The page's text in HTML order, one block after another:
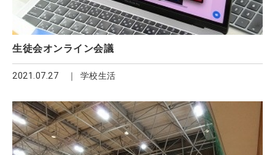
生徒会オンライン会議
2021.07.27 学校生活